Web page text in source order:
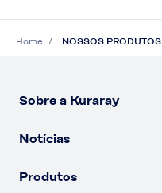
Home NOSSOS PRODUTOS
Sobre a Kuraray
Notícias
Produtos